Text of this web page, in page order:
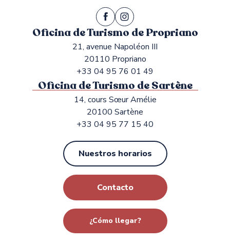
Oficina de Turismo de Propriano
21, avenue Napoléon III
20110 Propriano
+33 04 95 76 01 49
Oficina de Turismo de Sartène
14, cours Sœur Amélie
20100 Sartène
+33 04 95 77 15 40
Nuestros horarios
Contacto
¿Cómo llegar?